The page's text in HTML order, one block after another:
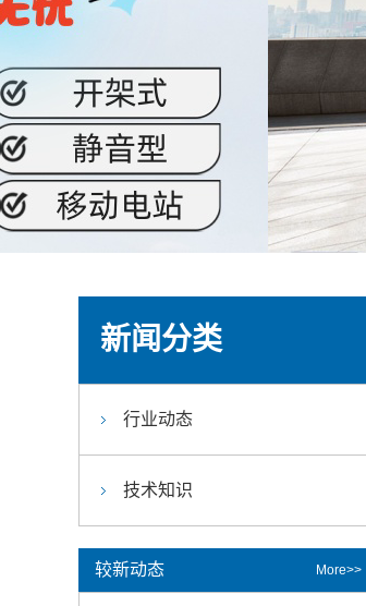
新闻分类
行业动态
技术知识
较新动态 More>>